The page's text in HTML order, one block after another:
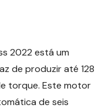
2022 está um
de produzir até 128
torque. Este motor
de seis